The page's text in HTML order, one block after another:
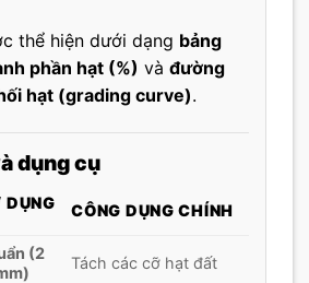
thể hiện dưới dạng bảng
phần hạt (%) và đường
hạt (grading curve).
dụng cụ
DỤNG
CÔNG DỤNG CHÍNH
(2
Tách các cỡ hạt đất